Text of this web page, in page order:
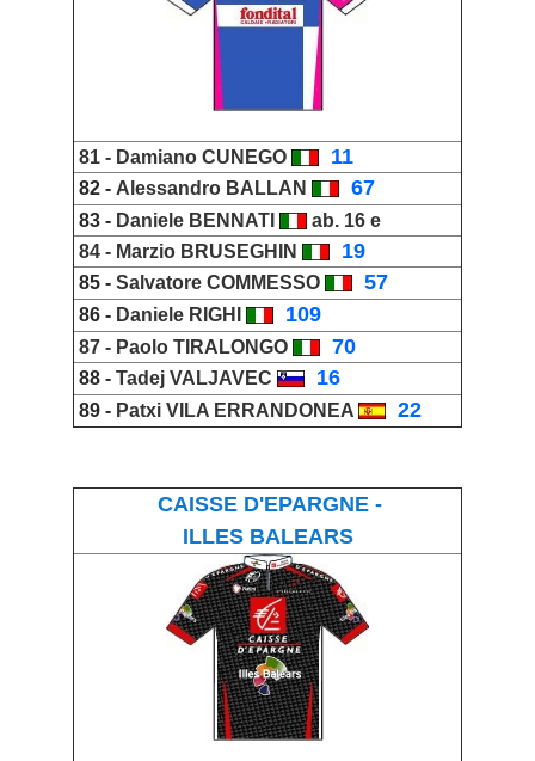
81 - Damiano CUNEGO 11
82 - Alessandro BALLAN 67
83 - Daniele BENNATI
ab. 16 e
84 - Marzio BRUSEGHIN 19
85 - Salvatore COMMESSO 57
86 - Daniele RIGHI 109
87 - Paolo TIRALONGO 70
88 - Tadej VALJAVEC 16
89 - Patxi VILA ERRANDONEA 22
CAISSE D'EPARGNE -
ILLES BALEARS